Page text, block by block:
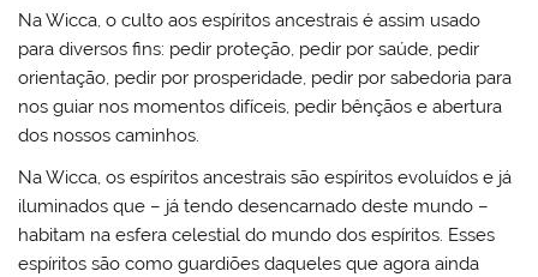
Na Wicca, o culto aos espíritos ancestrais é assim usado
para diversos fins: pedir proteção, pedir por saúde, pedir
orientação, pedir por prosperidade, pedir por sabedoria para
nos guiar nos momentos difíceis, pedir bênçãos e abertura
dos nossos caminhos.
Na Wicca, os espíritos ancestrais são espíritos evoluídos e já
iluminados que – já tendo desencarnado deste mundo –
habitam na esfera celestial do mundo dos espíritos. Esses
espíritos são como guardiões daqueles que agora ainda